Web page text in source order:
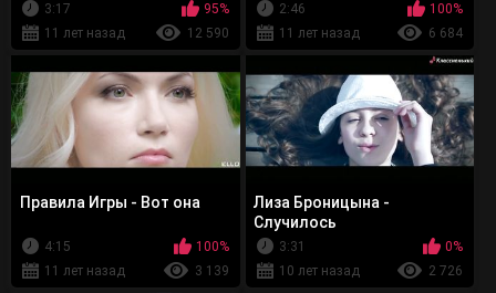
3:17
95%
11 лет назад
12 590
2:46
100%
11 лет назад
6 684
Правила Игры - Вот она
4:15
100%
11 лет назад
3 139
Лиза Броницына -
Случилось
3:31
0%
10 лет назад
2 726